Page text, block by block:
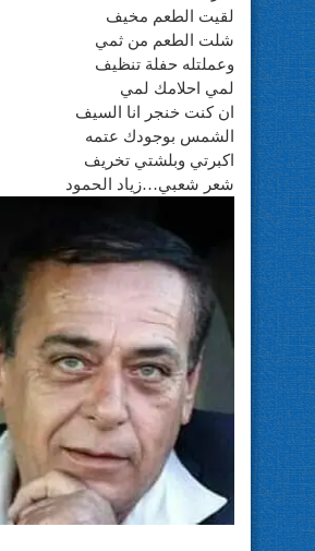
لقيت الطعم مخيف
شلت الطعم من ثمي
وعملتله حفلة تنظيف
لمي احلامك لمي
ان كنت خنجر انا السيف
الشمس بوجودك عتمه
اكبرتي وبلشتي تخريف
شعر شعبي…زياد الحمود